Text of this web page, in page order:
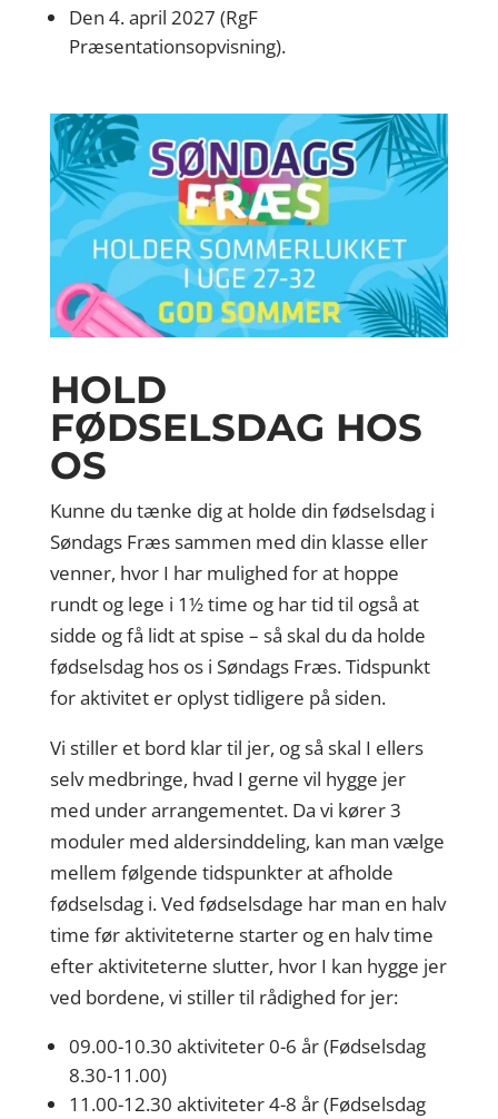
Den 4. april 2027 (RgF
Præsentationsopvisning).
HOLD
FØDSELSDAG HOS
OS
Kunne du tænke dig at holde din fødselsdag i
Søndags Fræs sammen med din klasse eller
venner, hvor I har mulighed for at hoppe
rundt og lege i 1½ time og har tid til også at
sidde og få lidt at spise – så skal du da holde
fødselsdag hos os i Søndags Fræs. Tidspunkt
for aktivitet er oplyst tidligere på siden.
Vi stiller et bord klar til jer, og så skal I ellers
selv medbringe, hvad I gerne vil hygge jer
med under arrangementet. Da vi kører 3
moduler med aldersinddeling, kan man vælge
mellem følgende tidspunkter at afholde
fødselsdag i. Ved fødselsdage har man en halv
time før aktiviteterne starter og en halv time
efter aktiviteterne slutter, hvor I kan hygge jer
ved bordene, vi stiller til rådighed for jer:
09.00-10.30 aktiviteter 0-6 år (Fødselsdag
8.30-11.00)
11.00-12.30 aktiviteter 4-8 år (Fødselsdag